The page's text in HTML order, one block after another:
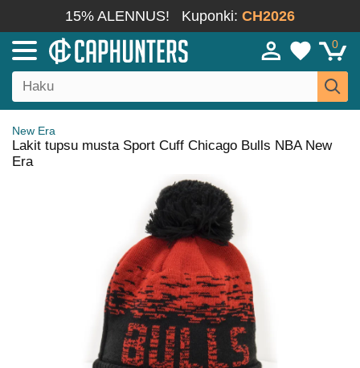
15% ALENNUS! Kuponki: CH2026
0
New Era
Lakit tupsu musta Sport Cuff Chicago Bulls NBA New
Era